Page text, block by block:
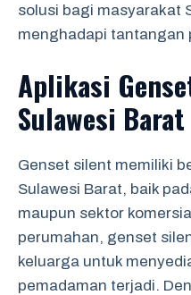
solusi bagi masyarakat
menghadapi tantangan
Aplikasi
Sulawesi Barat
Genset silent memiliki
Sulawesi Barat, baik
maupun sektor
perumahan, genset
keluarga untuk
pemadaman terjadi.